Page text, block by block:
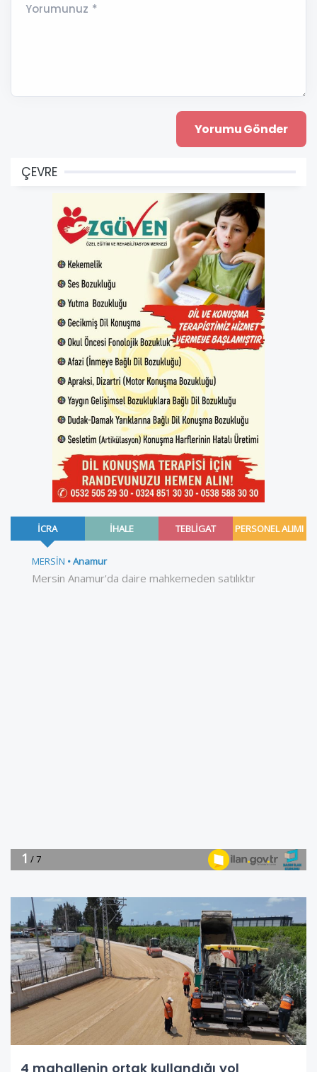
Yorumunuz *
ÇEVRE
4 mahallenin ortak kullandığı yol